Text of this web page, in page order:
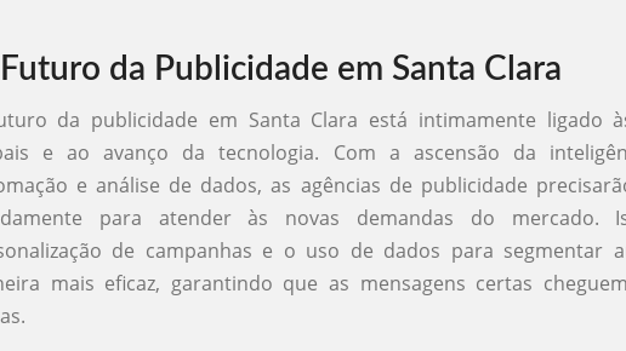
da Publicidade em Santa Clara
da publicidade em Santa Clara está intimamente ligado
e ao avanço da tecnologia. Com a ascensão da
e análise de dados, as agências de publicidade
para atender às novas demandas do mercado.
de campanhas e o uso de dados para segmentar
mais eficaz, garantindo que as mensagens certas